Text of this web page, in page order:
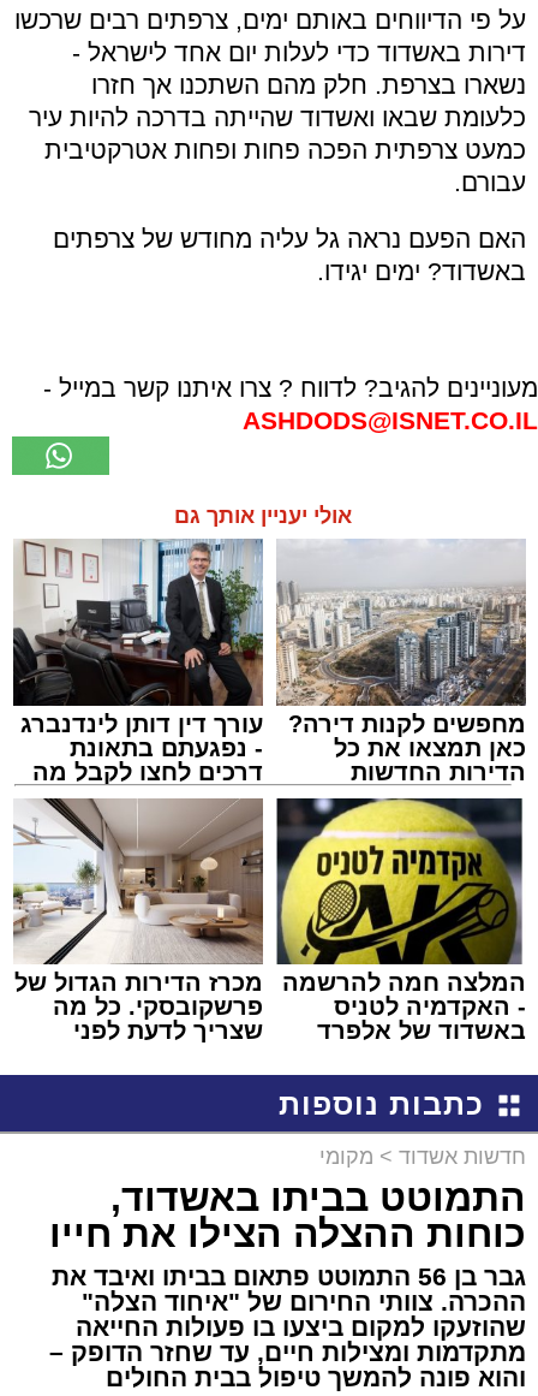
על פי הדיווחים באותם ימים, צרפתים רבים שרכשו
דירות באשדוד כדי לעלות יום אחד לישראל -
נשארו בצרפת. חלק מהם השתכנו אך חזרו
כלעומת שבאו ואשדוד שהייתה בדרכה להיות עיר
כמעט צרפתית הפכה פחות ופחות אטרקטיבית
עבורם.
האם הפעם נראה גל עליה מחודש של צרפתים
באשדוד? ימים יגידו.
מעוניינים להגיב? לדווח ? צרו איתנו קשר במייל -
ASHDODS@ISNET.CO.IL
אולי יעניין אותך גם
מחפשים לקנות דירה?
כאן תמצאו את כל
הדירות החדשות
למכירה באשדוד >>>
עורך דין דותן לינדנברג
- נפגעתם בתאונת
דרכים לחצו לקבל מה
שמגיע לכם
המלצה חמה להרשמה
- האקדמיה לטניס
באשדוד של אלפרד
מכרז הדירות הגדול של
פרשקובסקי. כל מה
שצריך לדעת לפני
באשדוד
כתבות נוספות
חדשות אשדוד > מקומי
התמוטט בביתו באשדוד,
כוחות ההצלה הצילו את חייו
גבר בן 56 התמוטט פתאום בביתו ואיבד את
ההכרה. צוותי החירום של "איחוד הצלה"
שהוזעקו למקום ביצעו בו פעולות החייאה
מתקדמות ומצילות חיים, עד שחזר הדופק –
והוא פונה להמשך טיפול בבית החולים